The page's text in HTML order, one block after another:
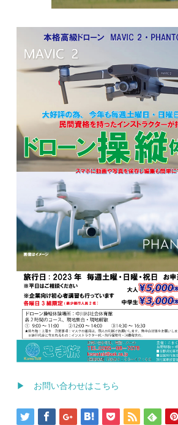
▶ お問い合わせはこちら